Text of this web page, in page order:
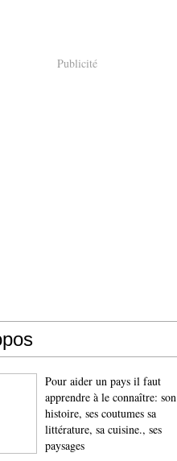
Publicité
Pour aider un pays il faut
apprendre à le connaître: son
histoire, ses coutumes sa
littérature, sa cuisine., ses
paysages